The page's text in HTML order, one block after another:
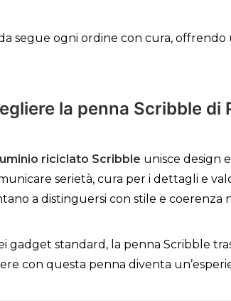
segue ogni ordine con cura,
la penna Scribble
riciclato Scribble unisce design
serietà, cura per i dettagli e
a distinguersi con stile e coerenza
gadget standard, la penna Scribble
con questa penna diventa